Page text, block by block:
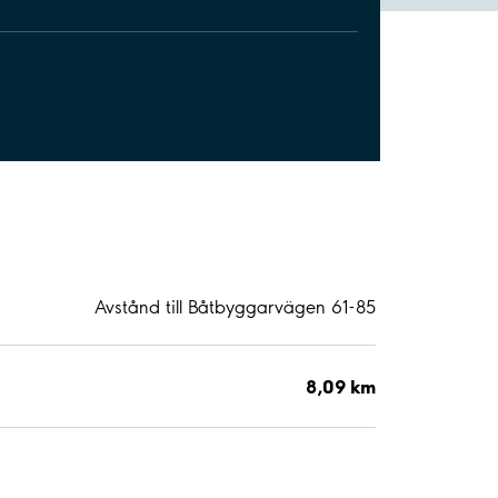
Avstånd till Båtbyggarvägen 61-85
8,09 km